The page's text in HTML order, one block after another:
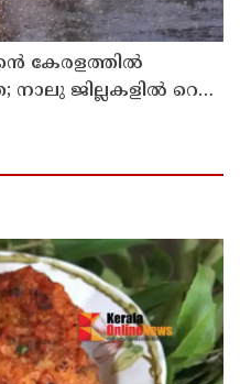
കേരളത്തില്‍
നാലു ജില്ലകളില്‍ റെഡ്